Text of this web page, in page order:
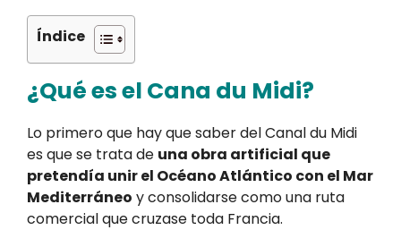
Índice
¿Qué es el Cana du Midi?
Lo primero que hay que saber del Canal du Midi
es que se trata de una obra artificial que
pretendía unir el Océano Atlántico con el Mar
Mediterráneo y consolidarse como una ruta
comercial que cruzase toda Francia.